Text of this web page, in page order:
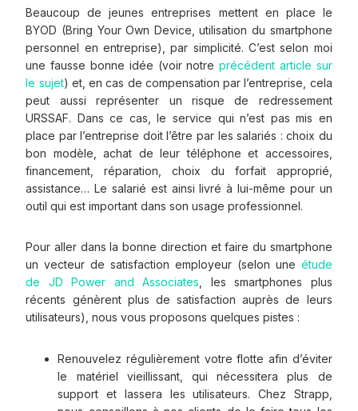
Beaucoup de jeunes entreprises mettent en place le
BYOD (Bring Your Own Device, utilisation du smartphone
personnel en entreprise), par simplicité. C’est selon moi
une fausse bonne idée (voir notreprécédent article sur
le sujet) et, en cas de compensation par l’entreprise, cela
peut aussi représenter un risque de redressement
URSSAF. Dans ce cas, le service qui n’est pas mis en
place par l’entreprise doit l’être par les salariés : choix du
bon modèle, achat de leur téléphone et accessoires,
financement, réparation, choix du forfait approprié,
assistance… Le salarié est ainsi livré à lui-même pour un
outil qui est important dans son usage professionnel.
Pour aller dans la bonne direction et faire du smartphone
un vecteur de satisfaction employeur (selon une étude
de JD Power and Associates , les smartphones plus
récents génèrent plus de satisfaction auprès de leurs
utilisateurs), nous vous proposons quelques pistes :
Renouvelez régulièrement votre flotte afin d’éviter
le matériel vieillissant, qui nécessitera plus de
support et lassera les utilisateurs. Chez Strapp,